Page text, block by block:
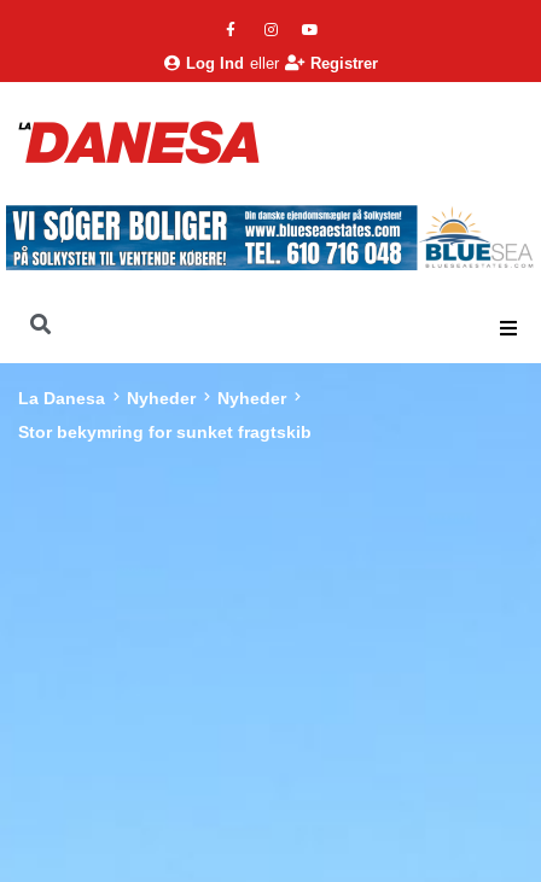
Log Ind eller Registrer
La Danesa Nyheder
Nyheder
Stor bekymring for sunket fragtskib